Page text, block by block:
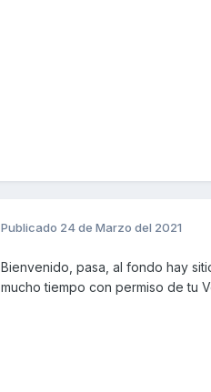
Publicado 24 de Marzo del 2021
Bienvenido, pasa, al fondo hay
mucho tiempo con permiso de tu